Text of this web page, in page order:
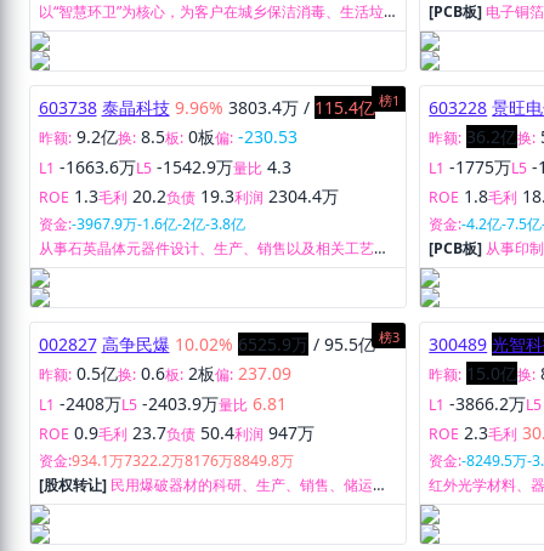
以“智慧环卫”为核心，为客户在城乡保洁消毒、生活垃
圾分类、固废垃圾清扫运处、环卫人员管理、餐厨垃圾
收运、渣土运输监管、渗滤液处理、智慧城市建设等领
域提供全新维度的全生命周期物联网集成应用解决方案
[PCB板] 电子铜
采选及销售。
榜1
603738 泰晶科技 9.96% 3803.4万 / 115.4亿
昨额: 9.2亿换: 8.5板: 0板偏: -230.53
L1 -1663.6万L5 -1542.9万量比 4.3
ROE 1.3毛利 20.2负债 19.3利润 2304.4万
资金:-3967.9万-1.6亿-2亿-3.8亿
从事石英晶体元器件设计、生产、销售以及相关工艺设
备研发、制造。
603228 景旺
昨额: 36.2亿换:
L1 -1775万L5 -
ROE 1.8毛利
资金:-4.2亿-7.5亿
[PCB板] 从事印
榜3
002827 高争民爆 10.02% 6525.9万 / 95.5亿
昨额: 0.5亿换: 0.6板: 2板偏: 237.09
L1 -2408万L5 -2403.9万量比 6.81
ROE 0.9毛利 23.7负债 50.4利润 947万
资金:934.1万7322.2万8176万8849.8万
[股权转让] 民用爆破器材的科研、生产、销售、储运以
及爆破工程设计、施工服务。
300489 光智
昨额: 15.0亿换:
L1 -3866.2万L5
ROE 2.3毛利
资金:-8249.5万-
红外光学材料、